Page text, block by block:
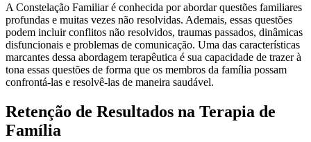
A Constelação Familiar é conhecida por abordar questões familiares
profundas e muitas vezes não resolvidas. Ademais, essas questões
podem incluir conflitos não resolvidos, traumas passados, dinâmicas
disfuncionais e problemas de comunicação. Uma das características
marcantes dessa abordagem terapêutica é sua capacidade de trazer à
tona essas questões de forma que os membros da família possam
confrontá-las e resolvê-las de maneira saudável.
Retenção de Resultados na Terapia de
Família